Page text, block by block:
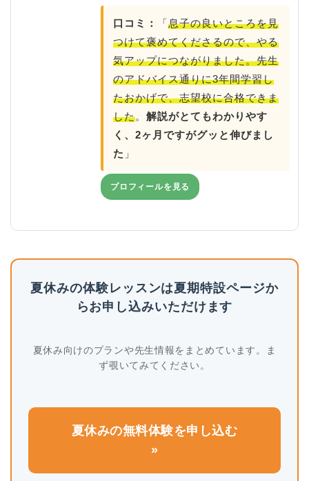
口コミ： 「息子の良いところを見
つけて褒めてくださるので、やる
気アップにつながりました。先生
のアドバイス通りに3年間学習し
たおかげで、志望校に合格できま
した。 解説がとてもわかりやす
く、2ヶ月ですがグッと伸びまし
た 」
プロフィールを見る
夏休みの体験レッスンは夏期特設ページか
らお申し込みいただけます
夏休み向けのプランや先生情報をまとめています。ま
ず覗いてみてください。
夏休みの無料体験を申し込む
»